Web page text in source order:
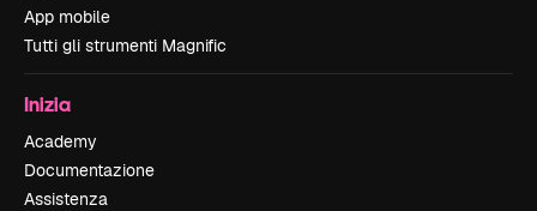
App mobile
Tutti gli strumenti Magnific
Inizia
Academy
Documentazione
Assistenza